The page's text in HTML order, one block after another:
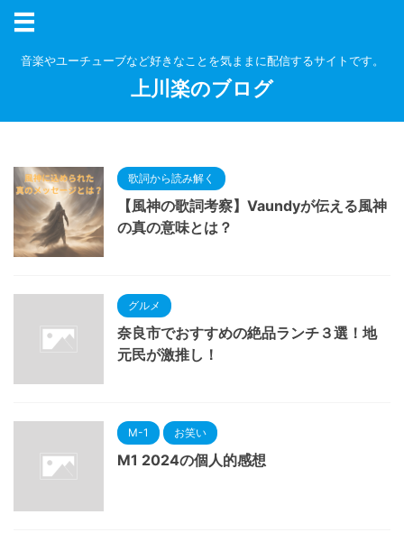
音楽やユーチューブなど好きなことを気ままに配信するサイトです。
上川楽のブログ
歌詞から読み解く
【風神の歌詞考察】Vaundyが伝える風神
の真の意味とは？
グルメ
奈良市でおすすめの絶品ランチ３選！地
元民が激推し！
M-1 お笑い
M1 2024の個人的感想